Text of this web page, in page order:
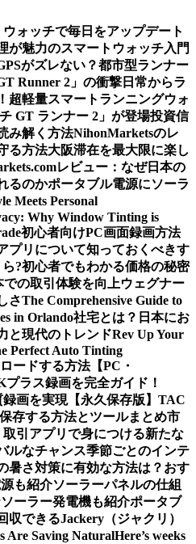
ォッチで毎日をアップデート
が魅力のスマートウォッチ入門
がズレない？都市型ランナー
Runner 2」の衝撃 日常からラ
超軽量スマートランニングウォ
GT ランナー 2」が登場投資信
み解く方法NihonMarketsのレ
る方法大阪滞在を最大限に楽し
レビュー：なぜ日本の
るのかポータブル電源にソーラ
Meets Personal
Why Window Tinting is
初心者向けPC画面録画方法
プリについて知っておくべきす
?初心者でもわかる価格の秘密
での取引体験を向上ウェグナー
さThe Comprehensive Guide to
in Orlando社宅とは？日本にお
と現代のトレンドRev Up Your
Perfect Auto Tinting
ードする方法【PC・
プラス録画を完全ガイド！
録画を実現【永久保存版】TAC
存する方法とツールまとめ市
引アプリで身につける新たな
ルなチャンス季節ごとのインテ
暑さ対策に有効な方法は？おす
も紹介ソーラーパネルの仕組
ーラー発電機も紹介ポータブ
できるJackery（ジャクリ）
Are Saving NaturalHere’s weeks